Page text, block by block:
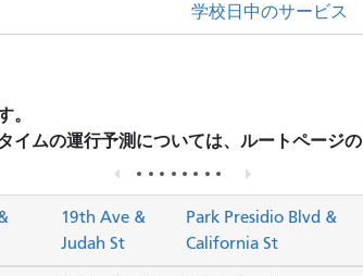
学校日中のサービス
。
イムの運行予測については、ルートページの
19th Ave &
Judah St
Park Presidio Blvd &
California St